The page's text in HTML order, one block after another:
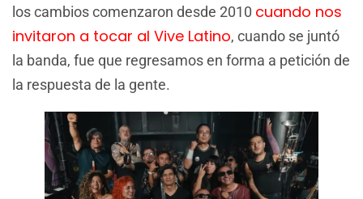
los cambios comenzaron desde 2010 cuando nos
invitaron a tocar al Vive Latino, cuando se juntó
la banda, fue que regresamos en forma a petición de
la respuesta de la gente.